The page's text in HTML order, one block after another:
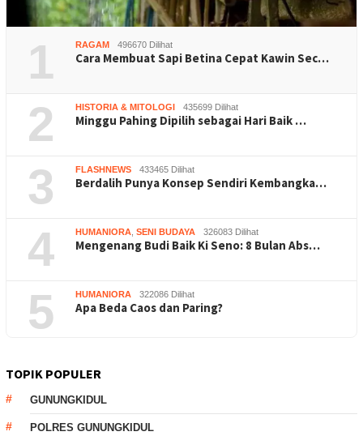
1 RAGAM 496670 Dilihat
Cara Membuat Sapi Betina Cepat Kawin Sec…
2 HISTORIA & MITOLOGI 435699 Dilihat
Minggu Pahing Dipilih sebagai Hari Baik …
3 FLASHNEWS 433465 Dilihat
Berdalih Punya Konsep Sendiri Kembangka…
4 HUMANIORA SENI BUDAYA 326083 Dilihat
Mengenang Budi Baik Ki Seno: 8 Bulan Abs…
5 HUMANIORA 322086 Dilihat
Apa Beda Caos dan Paring?
TOPIK POPULER
GUNUNGKIDUL
POLRES GUNUNGKIDUL